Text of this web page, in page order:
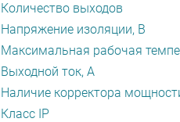
Количество выходов
Напряжение изоляции, В
Максимальная рабочая
Выходной ток, А
Наличие корректора
Класс IP